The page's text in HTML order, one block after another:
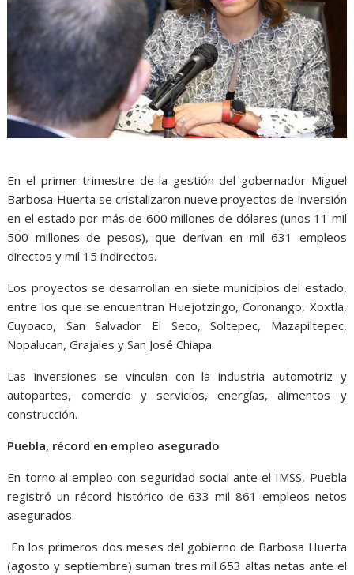
En el primer trimestre de la gestión del gobernador Miguel
Barbosa Huerta se cristalizaron nueve proyectos de inversión
en el estado por más de 600 millones de dólares (unos 11 mil
500 millones de pesos), que derivan en mil 631 empleos
directos y mil 15 indirectos.
Los proyectos se desarrollan en siete municipios del estado,
entre los que se encuentran Huejotzingo, Coronango, Xoxtla,
Cuyoaco, San Salvador El Seco, Soltepec, Mazapiltepec,
Nopalucan, Grajales y San José Chiapa.
Las inversiones se vinculan con la industria automotriz y
autopartes, comercio y servicios, energías, alimentos y
construcción.
Puebla, récord en empleo asegurado
En torno al empleo con seguridad social ante el IMSS, Puebla
registró un récord histórico de 633 mil 861 empleos netos
asegurados.
En los primeros dos meses del gobierno de Barbosa Huerta
(agosto y septiembre) suman tres mil 653 altas netas ante el